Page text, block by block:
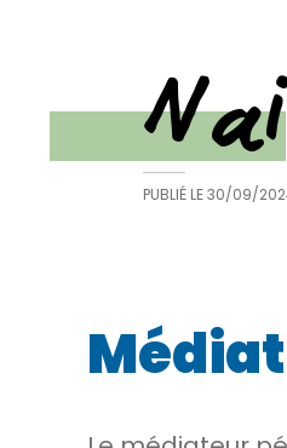
PUBLIÉ LE30/09/